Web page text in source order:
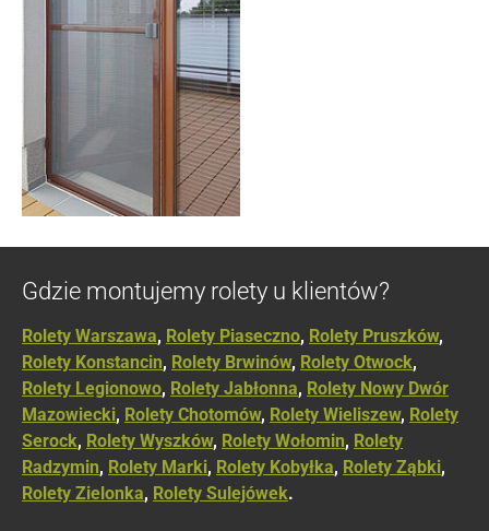
Gdzie montujemy rolety u klientów?
Rolety Warszawa, Rolety Piaseczno, Rolety Pruszków,
Rolety Konstancin, Rolety Brwinów, Rolety Otwock,
Rolety Legionowo, Rolety Jabłonna, Rolety Nowy Dwór
Mazowiecki, Rolety Chotomów, Rolety Wieliszew, Rolety
Serock, Rolety Wyszków, Rolety Wołomin, Rolety
Radzymin, Rolety Marki, Rolety Kobyłka, Rolety Ząbki,
Rolety Zielonka, Rolety Sulejówek.